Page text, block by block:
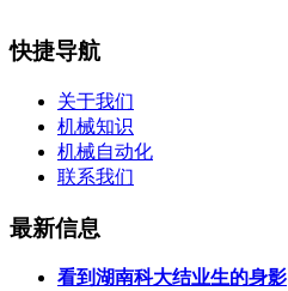
快捷导航
关于我们
机械知识
机械自动化
联系我们
最新信息
看到湖南科大结业生的身影